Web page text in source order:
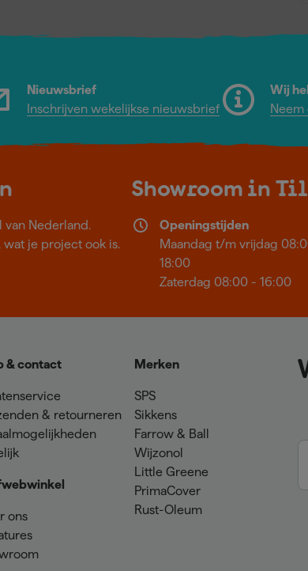
Nieuwsbrief
Inschrijven wekelijkse nieuwsbrief
Wij
Nederland.
je project ook is.
Showroom in
Openingstijden
Maandag t/m vrijdag
18:00
Zaterdag 08:00 - 16:00
& contact
& retourneren
ons
Merken
SPS
Sikkens
Farrow & Ball
Wijzonol
Little Greene
PrimaCover
Rust-Oleum